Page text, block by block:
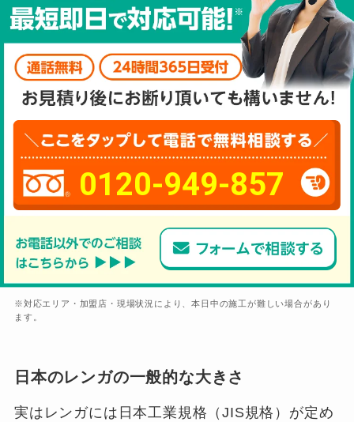
0120-949-857
※対応エリア・加盟店・現場状況により、本日中の施工が難しい場合があり
ます。
日本のレンガの一般的な大きさ
実はレンガには日本工業規格（JIS規格）が定め